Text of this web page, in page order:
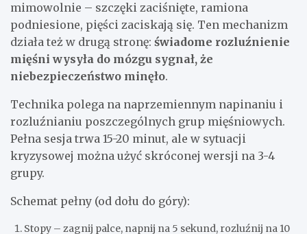
mimowolnie – szczęki zaciśnięte, ramiona
podniesione, pięści zaciskają się. Ten mechanizm
działa też w drugą stronę: świadome rozluźnienie
mięśni wysyła do mózgu sygnał, że
niebezpieczeństwo minęło.
Technika polega na naprzemiennym napinaniu i
rozluźnianiu poszczególnych grup mięśniowych.
Pełna sesja trwa 15-20 minut, ale w sytuacji
kryzysowej można użyć skróconej wersji na 3-4
grupy.
Schemat pełny (od dołu do góry):
Stopy – zagnij palce, napnij na 5 sekund, rozluźnij na 10